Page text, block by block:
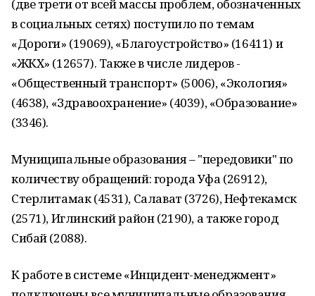
(две трети от всей массы проблем, обозначенных
в социальных сетях) поступило по темам
«Дороги» (19069), «Благоустройство» (16411) и
«ЖКХ» (12657). Также в числе лидеров -
«Общественный транспорт» (5006), «Экология»
(4638), «Здравоохранение» (4039), «Образование»
(3346).
Муниципальные образования – "передовики" по
количеству обращений: города Уфа (26912),
Стерлитамак (4531), Салават (3726), Нефтекамск
(2571), Иглинский район (2190), а также город
Сибай (2088).
К работе в системе «Инцидент-менеджмент»